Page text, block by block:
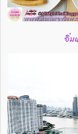
อิ่ม